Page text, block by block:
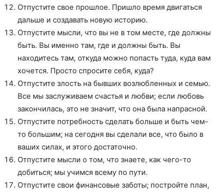
Отпустите свое прошлое. Пришло время двигаться
дальше и создавать новую историю.
Отпустите мысли, что вы не в том месте, где должны
быть. Вы именно там, где и должны быть. Вы
находитесь там, откуда можно попасть туда, куда вам
хочется. Просто спросите себя, куда?
Отпустите злость на бывших возлюбленных и семью.
Все мы заслуживаем счастья и любви; если любовь
закончилась, это не значит, что она была напрасной.
Отпустите потребность сделать больше и быть чем-
то большим; на сегодня вы сделали все, что было в
ваших силах, и этого достаточно.
Отпустите мысли о том, что знаете, как чего-то
добиться; мы учимся всему по пути.
Отпустите свои финансовые заботы; постройте план,